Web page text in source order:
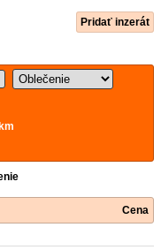
Pridať inzerát
Cena